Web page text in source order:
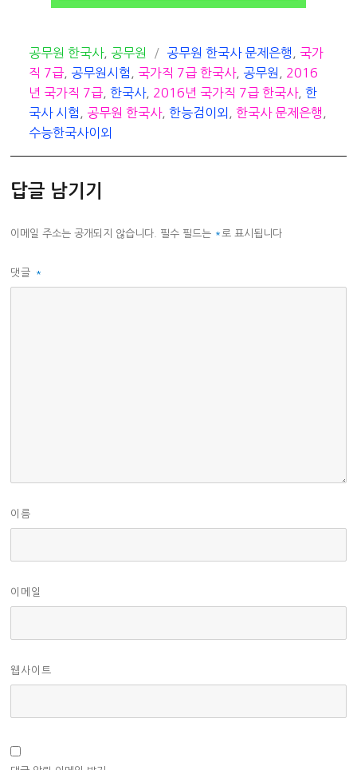
카
테
고
리
공무원 한국사, 공무원
태
그
공무원 한국사 문제은행
국가
직 7급
공무원시험 국가직 7급 한국사, 공무원
2016
년 국가직 7급 ,한국사, 2016년 국가직 7급 한국사,한
국사 시험
공무원 한국사,한능검이외 ,한국사 문제은행
수능한국사이외
답글 남기기
이메일 주소는 공개되지 않습니다. 필수 필드는 *로 표시됩니다
댓글 *
이름
이메일
웹사이트